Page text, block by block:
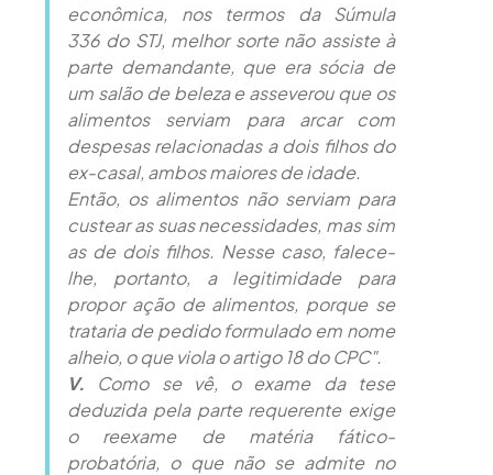
econômica, nos termos da Súmula
336 do STJ, melhor sorte não assiste à
parte demandante, que era sócia de
um salão de beleza e asseverou que os
alimentos serviam para arcar com
despesas relacionadas a dois filhos do
ex-casal, ambos maiores de idade.
Então, os alimentos não serviam para
custear as suas necessidades, mas sim
as de dois filhos. Nesse caso, falece-
lhe, portanto, a legitimidade para
propor ação de alimentos, porque se
trataria de pedido formulado em nome
alheio, o que viola o artigo 18 do CPC".
V. Como se vê, o exame da tese
deduzida pela parte requerente exige
o reexame de matéria fático-
probatória, o que não se admite no